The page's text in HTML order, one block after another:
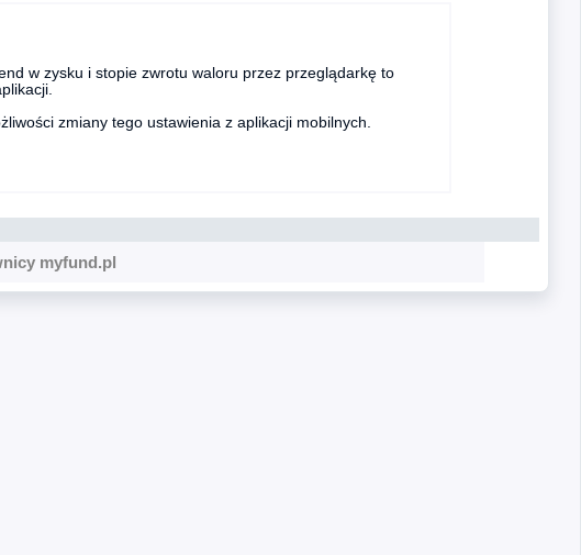
w zysku i stopie zwrotu waloru przez przeglądarkę to
zmiany tego ustawienia z aplikacji mobilnych.
myfund.pl